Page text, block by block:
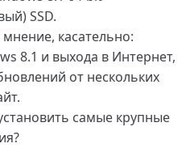
SSD.
касательно:
8.1 и выхода в Интернет,
от нескольких
самые крупные